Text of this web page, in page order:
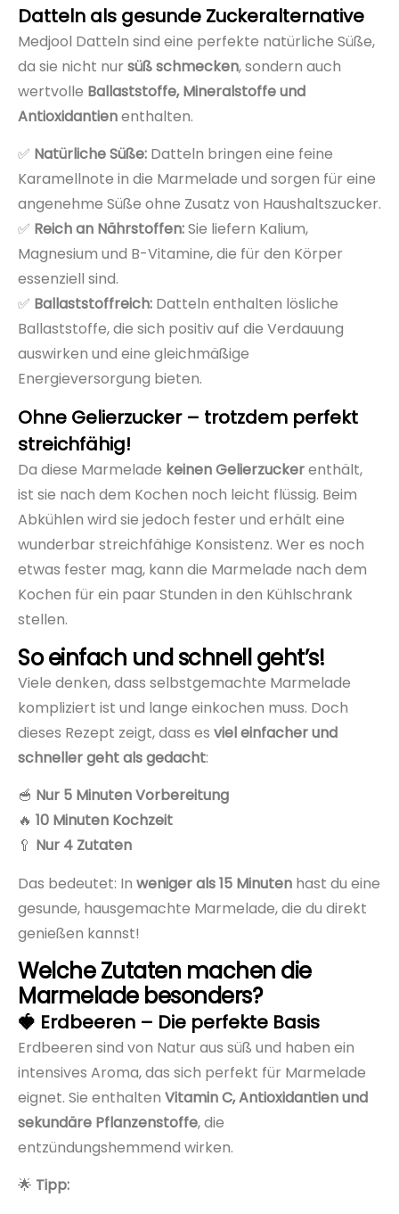
Datteln als gesunde Zuckeralternative
Medjool Datteln sind eine perfekte natürliche Süße,
da sie nicht nur süß schmecken, sondern auch
wertvolle Ballaststoffe, Mineralstoffe und
Antioxidantienenthalten.
✅ Natürliche Süße: Datteln bringen eine feine
Karamellnote in die Marmelade und sorgen für eine
angenehme Süße ohne Zusatz von Haushaltszucker.
✅ Reich an Nährstoffen:Sie liefern Kalium,
Magnesium und B-Vitamine, die für den Körper
essenziell sind.
✅ Ballaststoffreich: Datteln enthalten lösliche
Ballaststoffe, die sich positiv auf die Verdauung
auswirken und eine gleichmäßige
Energieversorgung bieten.
Ohne Gelierzucker – trotzdem perfekt
streichfähig!
Da diese Marmelade keinen Gelierzuckerenthält,
ist sie nach dem Kochen noch leicht flüssig. Beim
Abkühlen wird sie jedoch fester und erhält eine
wunderbar streichfähige Konsistenz. Wer es noch
etwas fester mag, kann die Marmelade nach dem
Kochen für ein paar Stunden in den Kühlschrank
stellen.
So einfach und schnell geht’s!
Viele denken, dass selbstgemachte Marmelade
kompliziert ist und lange einkochen muss. Doch
dieses Rezept zeigt, dass es viel einfacher und
schneller geht als gedacht:
🥣 Nur 5 Minuten Vorbereitung
🔥 10 Minuten Kochzeit
🥄 Nur 4 Zutaten
Das bedeutet: In weniger als 15 Minuten hast du eine
gesunde, hausgemachte Marmelade, die du direkt
genießen kannst!
Welche Zutaten machen die
Marmelade besonders?
🍓 Erdbeeren – Die perfekte Basis
Erdbeeren sind von Natur aus süß und haben ein
intensives Aroma, das sich perfekt für Marmelade
eignet. Sie enthalten Vitamin C, Antioxidantien und
sekundäre Pflanzenstoffe, die
entzündungshemmend wirken.
🌟 Tipp: